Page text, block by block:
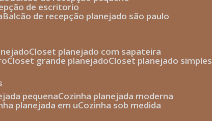
de escritorio
balcão de recepção planejado são paulo
closet planejado com sapateira
closet grande planejado closet planejado simples
pequena cozinha planejada moderna
planejada em u cozinha sob medida